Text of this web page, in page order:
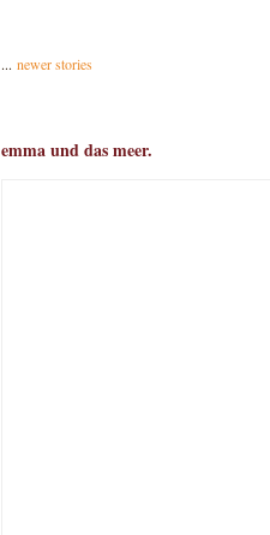
... newer stories
emma und das meer.